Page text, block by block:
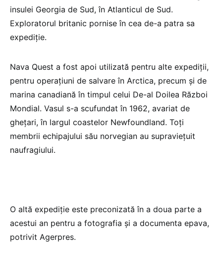
insulei Georgia de Sud, în Atlanticul de Sud.
Exploratorul britanic pornise în cea de-a patra sa
expediţie.
Nava Quest a fost apoi utilizată pentru alte expediţii,
pentru operaţiuni de salvare în Arctica, precum şi de
marina canadiană în timpul celui De-al Doilea Război
Mondial. Vasul s-a scufundat în 1962, avariat de
gheţari, în largul coastelor Newfoundland. Toţi
membrii echipajului său norvegian au supravieţuit
naufragiului.
O altă expediţie este preconizată în a doua parte a
acestui an pentru a fotografia şi a documenta epava,
potrivit Agerpres.